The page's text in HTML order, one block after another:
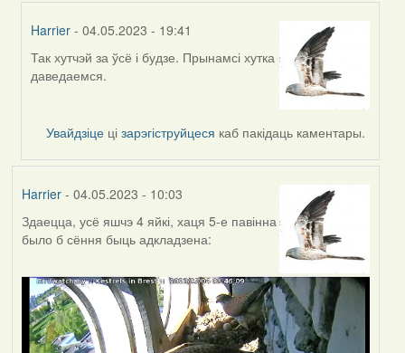
Harrier - 04.05.2023 - 19:41
In
reply
ZNR
Так хутчэй за ўсё і будзе. Прынамсі хутка
даведаемся.
Увайдзіце цізарэгіструйцеся каб пакідаць каментары.
Harrier- 04.05.2023 - 10:03
Здаецца, усё яшчэ 4 яйкі, хаця 5-е павінна
было б сёння быць адкладзена: